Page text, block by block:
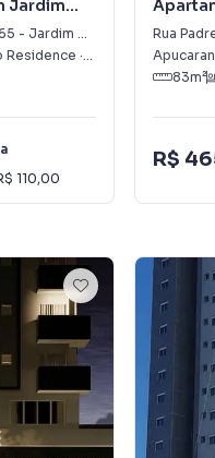
Jardim
- Jardim Vale do Sol
Residence · Apucarana,PR
110,00
José
Rua
83m²
R$